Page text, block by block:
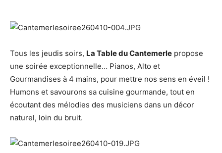
Tous les jeudis soirs, La Table du Cantemerle propose
une soirée exceptionnelle… Pianos, Alto et
Gourmandises à 4 mains, pour mettre nos sens en éveil !
Humons et savourons sa cuisine gourmande, tout en
écoutant des mélodies des musiciens dans un décor
naturel, loin du bruit.